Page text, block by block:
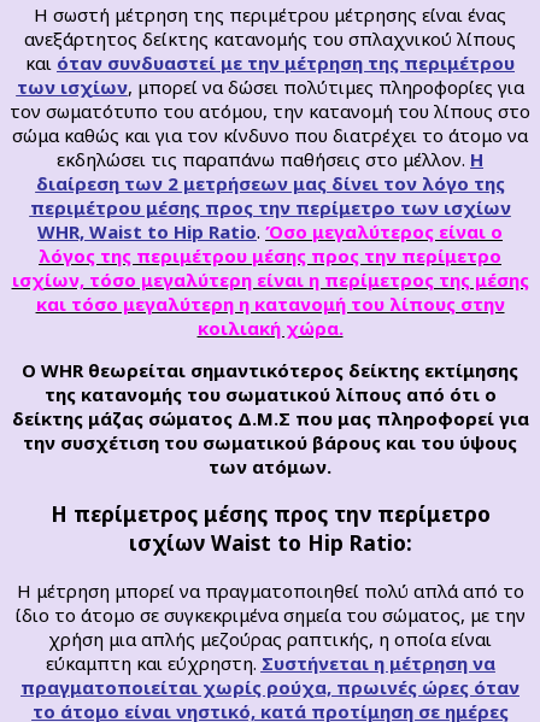
Η σωστή μέτρηση της περιμέτρου μέτρησης είναι ένας
ανεξάρτητος δείκτης κατανομής του σπλαχνικού λίπους
και όταν συνδυαστεί με την μέτρηση της περιμέτρου
των ισχίων, μπορεί να δώσει πολύτιμες πληροφορίες για
τον σωματότυπο του ατόμου, την κατανομή του λίπους στο
σώμα καθώς και για τον κίνδυνο που διατρέχει το άτομο να
εκδηλώσει τις παραπάνω παθήσεις στο μέλλον. Η
διαίρεσητων 2 μετρήσεων μας δίνει τον λόγο της
περιμέτρου μέσης προς την περίμετρο των ισχίων
WHR, Waist to Hip Ratio. Όσο μεγαλύτερος είναι ο
λόγος της περιμέτρου μέσης προς την περίμετρο
ισχίων, τόσο μεγαλύτερη είναι η περίμετρος της μέσης
και τόσο μεγαλύτερη η κατανομή του λίπους στην
κοιλιακή χώρα.
Ο WHR θεωρείται σημαντικότερος δείκτης εκτίμησης
της κατανομής του σωματικούλίπους από ότι ο
δείκτης μάζας σώματος Δ.Μ.Σ που μας πληροφορεί για
την συσχέτιση του σωματικού βάρους και του ύψους
των ατόμων.
Η περίμετρος μέσης προς την περίμετρο
ισχίων Waist to Hip Ratio:
Η μέτρηση μπορεί να πραγματοποιηθεί πολύ απλά από το
ίδιο το άτομο σε συγκεκριμένα σημεία του σώματος, με την
χρήση μια απλής μεζούρας ραπτικής, η οποία είναι
εύκαμπτη και εύχρηστη. Συστήνεται η μέτρηση να
πραγματοποιείται χωρίς ρούχα, πρωινές ώρες όταν
το άτομο είναι νηστικό, κατά προτίμηση σε ημέρες